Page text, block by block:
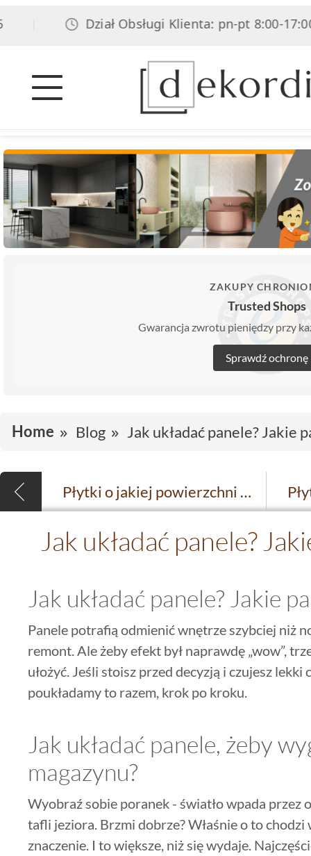
Dział Obsługi Klienta: pn-pt 8:00-17:00,
ZAKUPY
Trusted Shops
Gwarancja zwrotu pieniędzy przy
Sprawdź ochronę
Home Blog Jak układać panele? Jakie
Płytki o jakiej powierzchni najlepiej sprawdzą się w łazience? Połysk, półmat a może matowe?
Jak układać panele?
Jak układać panele? Jakie
Panele potrafią odmienić wnętrze szybciej niż
remont. Ale żeby efekt był naprawdę „wow”,
ułożyć. Jeśli stoisz przed decyzją i czujesz lekki
poukładamy to razem, krok po kroku.
Jak układać panele, żeby
magazynu?
Wyobraź sobie poranek - światło wpada przez
tafli jeziora. Brzmi dobrze? Właśnie o to chodzi
znaczenie. I to większe, niż się wydaje.